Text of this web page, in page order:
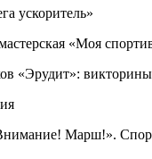
ускоритель»
«Моя
«Эрудит»:
Марш!».